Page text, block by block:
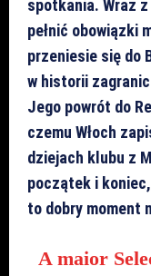
spotkania. Wraz
pełnić obowiązki
przeniesie się do
w historii
Jego powrót do
czemu Włoch
dziejach klubu z
początek i
to dobry moment
A maior